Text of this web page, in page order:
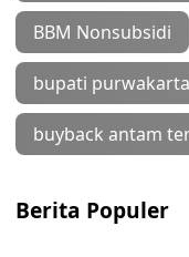
BBM Nonsubsidi
bupati purwakarta
buyback antam
Berita Populer